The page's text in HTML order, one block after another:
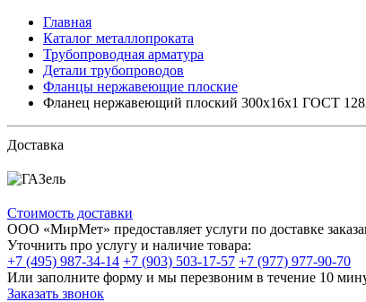
Главная
Каталог металлопроката
Трубопроводная арматура
Детали трубопроводов
Фланцы нержавеющие плоские
Фланец нержавеющий плоский 300x16x1 ГОСТ
Доставка
Стоимость доставки
ООО «МирМет» предоставляет услуги по доставке
Уточнить про услугу и наличие товара:
+7 (495) 987-34-14 +7 (903) 503-17-57 +7 (977) 977-90-70
Или заполните форму и мы перезвоним в течение 10
Заказать звонок